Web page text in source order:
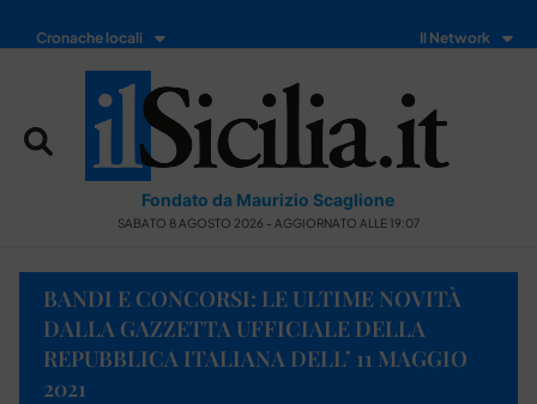
Cronache locali Il Network
Fondato da Maurizio Scaglione
SABATO 8 AGOSTO 2026 - AGGIORNATO ALLE 19:07
BANDI E CONCORSI: LE ULTIME NOVITÀ
DALLA GAZZETTA UFFICIALE DELLA
REPUBBLICA ITALIANA DELL’ 11 MAGGIO
2021